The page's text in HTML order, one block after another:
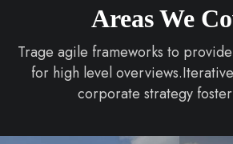
Areas We
Trage agile frameworks to
for high level
corporate strategy